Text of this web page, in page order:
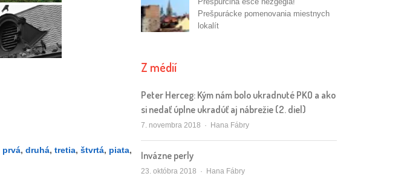
prvá, druhá, tretia, štvrtá, piata,
Prešpurácke pomenovania miestnych
lokalít
Z médií
Peter Herceg: Kým nám bolo ukradnuté PKO a ako
si nedať úplne ukradúť aj nábrežie (2. diel)
7. novembra 2018 Autor/ka
Hana Fábry
Invázne perly
23. októbra 2018 Autor/ka
Hana Fábry